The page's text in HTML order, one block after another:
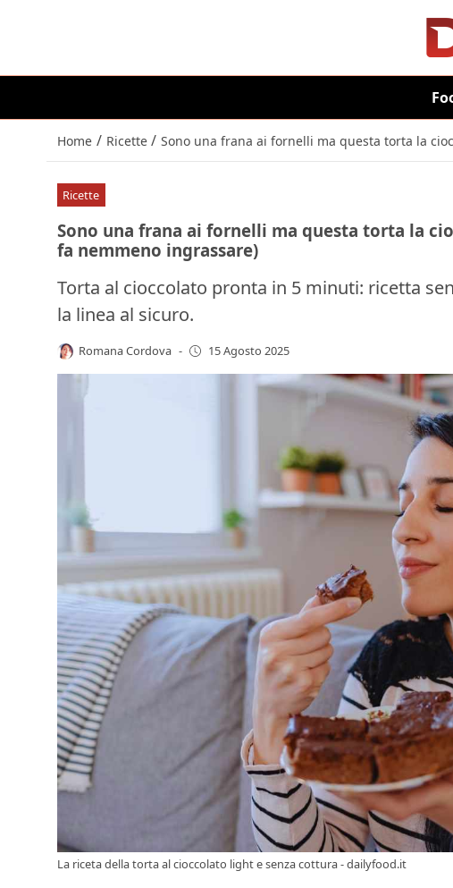
Home / Ricette / Sono una frana ai fornelli ma questa torta la
Ricette
Sono una frana ai fornelli ma questa torta la
fa nemmeno ingrassare)
Torta al cioccolato pronta in 5 minuti: ricetta
la linea al sicuro.
Romana Cordova - 15 Agosto 2025
La riceta della torta al cioccolato light e senza cottura - dailyfood.it